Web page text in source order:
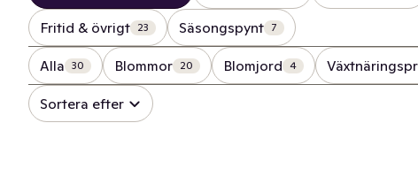
Fritid & övrigt 23 Säsongspynt 7
Alla 30 Blommor 20 Blomjord 4
Sortera efter